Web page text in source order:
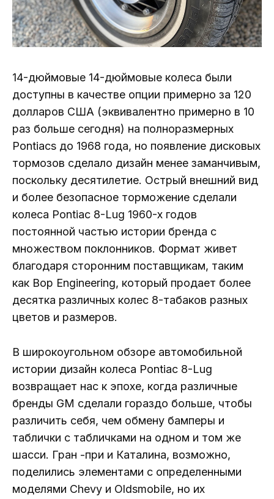
14-дюймовые 14-дюймовые колеса были
доступны в качестве опции примерно за 120
долларов США (эквивалентно примерно в 10
раз больше сегодня) на полноразмерных
Pontiacs до 1968 года, но появление дисковых
тормозов сделало дизайн менее заманчивым,
поскольку десятилетие. Острый внешний вид
и более безопасное торможение сделали
колеса Pontiac 8-Lug 1960-х годов
постоянной частью истории бренда с
множеством поклонников. Формат живет
благодаря сторонним поставщикам, таким
как Bop Engineering, который продает более
десятка различных колес 8-табаков разных
цветов и размеров.
В широкоугольном обзоре автомобильной
истории дизайн колеса Pontiac 8-Lug
возвращает нас к эпохе, когда различные
бренды GM сделали гораздо больше, чтобы
различить себя, чем обмену бамперы и
таблички с табличками на одном и том же
шасси. Гран -при и Каталина, возможно,
поделились элементами с определенными
моделями Chevy и Oldsmobile, но их